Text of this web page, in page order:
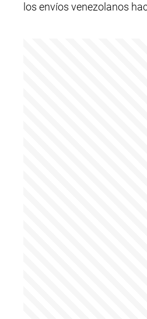
los envíos venezolanos